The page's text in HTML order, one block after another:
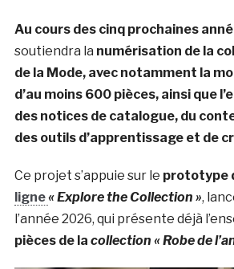
Au cours des cinq prochaines
soutiendra la numérisation de la
de la Mode, avec notamment la
d’au moins 600 pièces, ainsi que
des notices de catalogue, du
des outils d’apprentissage et de
Ce projet s’appuie sur le prototype
ligne« Explore the Collection »,
l’année 2026, qui présente déjà
pièces de la collection « Robe de